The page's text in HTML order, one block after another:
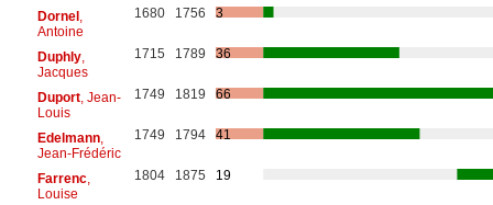
Dornel,
Antoine
1680 1756 3
Duphly,
Jacques
1715 1789 36
Duport, Jean-
Louis
1749 1819 66
Edelmann,
Jean-Frédéric
1749 1794 41
Farrenc,
Louise
1804 1875 19